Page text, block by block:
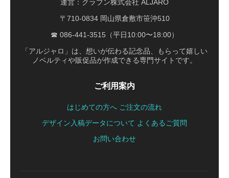
運営：クラブン株式会社 ALJARO
〒710-0834 岡山県倉敷市笹沖510
☎ 086-441-3515（平日10:00〜18:00）
「アルジャロ」は、想いが伝わる記念品、もらって嬉しい
ノベルティや販促品が作成できる専門サイトです。
ご利用案内
はじめての方へ ご注文の流れ
デザイン入稿データについて よくあるご質問
お問い合わせ